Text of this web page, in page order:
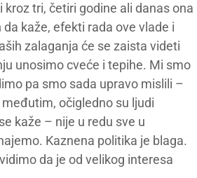
tri, četiri godine ali danas ona
kaže, efekti rada ove vlade i
zalaganja će se zaista videti
unosimo cveće i tepihe. Mi smo
pa smo sada upravo mislili –
očigledno su ljudi
kaže – nije u redu sve u
Kaznena politika je blaga.
da je od velikog interesa